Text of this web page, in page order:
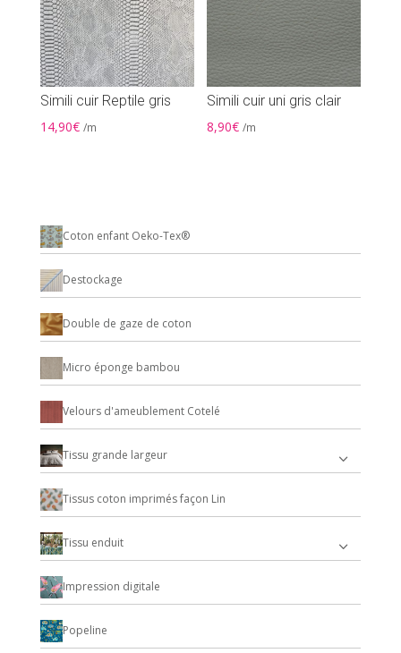
Coton enfant Oeko-Tex®
Destockage
Double de gaze de coton
Micro éponge bambou
Velours d'ameublement Cotelé
Tissu grande largeur
Tissus coton imprimés façon Lin
Tissu enduit
Impression digitale
Popeline
Simili cuir Reptile gris
14,90€ /m
Simili cuir uni gris clair
8,90€ /m